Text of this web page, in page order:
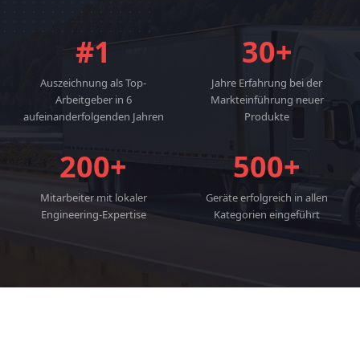
#1
Auszeichnung als Top-
Arbeitgeber in 6
aufeinanderfolgenden Jahren
30+
Jahre Erfahrung bei der
Markteinführung neuer
Produkte
200+
Mitarbeiter mit lokaler
Engineering-Expertise
500+
Geräte erfolgreich in allen
Kategorien eingeführt